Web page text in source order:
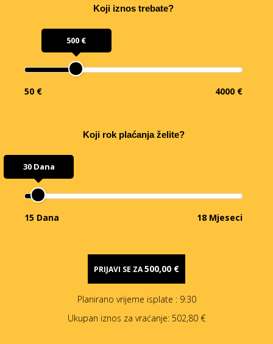
Koji iznos trebate?
500 €
50 € 4000 €
Koji rok plaćanja želite?
30 Dana
15 Dana 18 Mjeseci
PRIJAVI SE ZA500,00 €
Planirano vrijeme isplate : 9:30
Ukupan iznos za vraćanje: 502,80 €